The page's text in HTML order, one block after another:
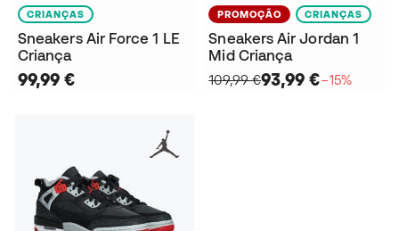
CRIANÇAS
Sneakers Air Force 1 LE
Criança
99,99 €
PROMOÇÃO CRIANÇAS
Sneakers Air Jordan 1
Mid Criança
109,99 €93,99 €−15%